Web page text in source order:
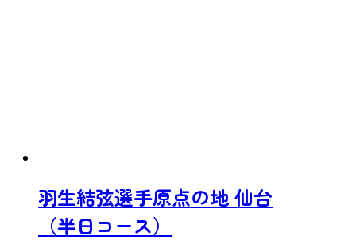
羽生結弦選手原点の地 仙台
（半日コース）